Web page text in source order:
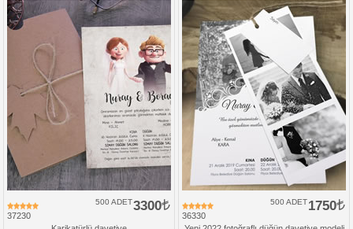
37230
3300
500 ADET
36330
1750
500 ADET